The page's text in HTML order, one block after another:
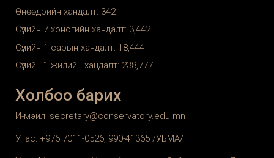
Өнөөдрийн хандалт: 342
Сүүлийн 7 хоногийн хандалт: 3,442
Сүүлийн 1 сарын хандалт: 18,444
Сүүлийн 1 жилийн хандалт: 238,777
Холбоо барих
И-мэйл: secretary@conservatory.edu.mn
Утас: +976 7011-0526, 990-41365 /УБМА/